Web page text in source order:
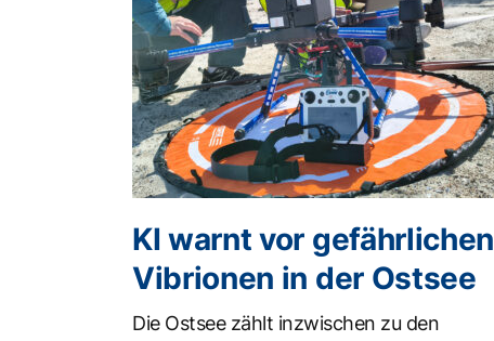
KI warnt vor gefährlichen
Vibrionen in der Ostsee
Die Ostsee zählt inzwischen zu den